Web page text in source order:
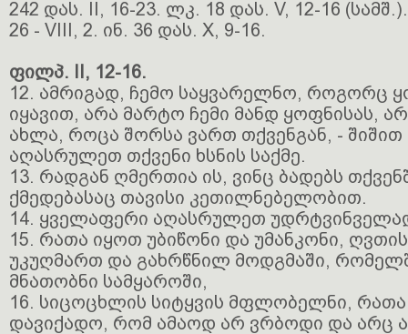
242 დას. II, 16-23. ლკ. 18 დას. V, 12-16
26 - VIII, 2. ინ. 36 დას. X, 9-16.
ფილპ. II, 12-16.
12. ამრიგად, ჩემო საყვარელნო, როგორც
იყავით, არა მარტო ჩემი მანდ ყოფნისას,
ახლა, როცა შორსა ვართ თქვენგან, -
აღასრულეთ თქვენი ხსნის საქმე.
13. რადგან ღმერთია ის, ვინც ბადებს
ქმედებასაც თავისი კეთილნებელობით.
14. ყველაფერი აღასრულეთ
15. რათა იყოთ უბიწონი და უმანკონი,
უკუღმართ და გახრწნილ მოდგმაში,
მნათობნი სამყაროში,
16. სიცოცხლის სიტყვის მფლობელნი,
დავიქადო, რომ ამაოდ არ ვრბოდი და არც